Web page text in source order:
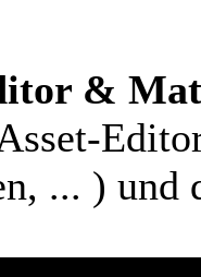
&
... )